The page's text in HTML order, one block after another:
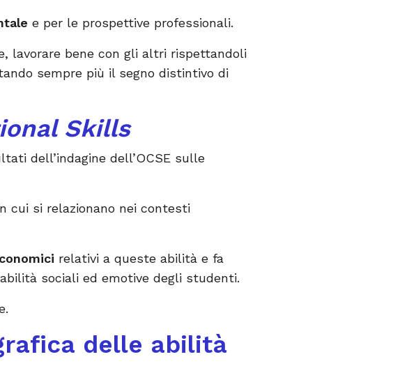
e per le prospettive professionali.
lavorare bene con gli altri rispettandoli
sempre più il segno distintivo di
Skills
dell’indagine dell’OCSE sulle
cui si relazionano nei contesti
relativi a queste abilità e fa
sociali ed emotive degli studenti.
delle abilità